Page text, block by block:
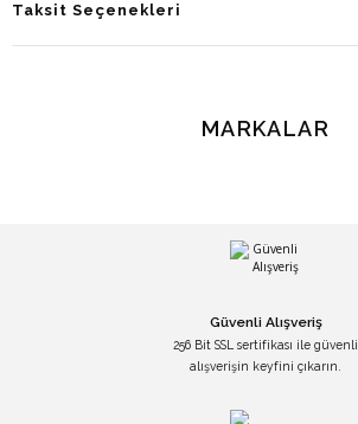
Taksit Seçenekleri
MARKALAR
Güvenli Alışveriş
256 Bit SSL sertifikası ile güvenli
alışverişin keyfini çıkarın.